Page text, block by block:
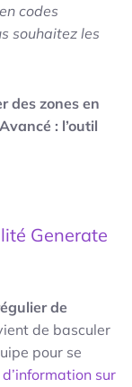
codes
souhaitez les
des zones en
: l’outil
Generate
de
de basculer
pour se
d’information sur